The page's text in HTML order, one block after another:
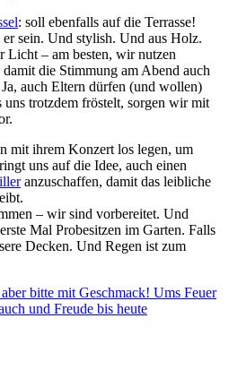
: soll ebenfalls auf die Terrasse!
er sein. Und stylish. Und aus Holz.
Licht – am besten, wir nutzen
die Stimmung am Abend auch
auch Eltern dürfen (und wollen)
uns trotzdem fröstelt, sorgen wir mit
mit ihrem Konzert los legen, um
uns auf die Idee, auch einen
anzuschaffen, damit das leibliche
– wir sind vorbereitet. Und
Mal Probesitzen im Garten. Falls
Decken. Und Regen ist zum
bitte mit Geschmack! Ums Feuer
und Freude bis heute